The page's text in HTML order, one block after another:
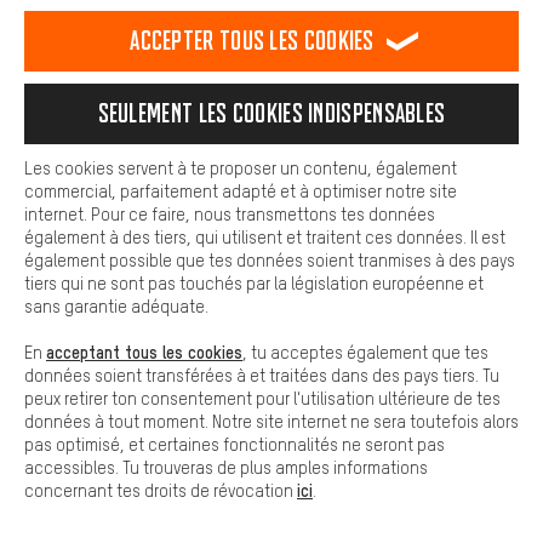
Inscris-toi maintenant
et reçois un bon d'achat de
5€*.
Ne rate aucune de nos
recommandationset
promotions !
Courriel
S’abonner à la newsletter
Nous analysons le succès de notre newsletter dans le but de l'améliorer
Nous pouvons ainsi mettre à ta disposition d'autres contenus et
informations utiles. De plus, tu as la possibilité d'utiliser des
facilement les bons produits. Par exemple, nous proposons une
facilement aux questions.
Cookies de base
Les cookies de base garantissent que tu puisses utiliser les
fonctions de notre site web.
Accepter tous les cookies
Seulement les cookies indispensables
Les cookies servent à te proposer un contenu, également
commercial, parfaitement adapté et à optimiser notre site
internet. Pour ce faire, nous transmettons tes données
également à des tiers, qui utilisent et traitent ces données. Il est
également possible que tes données soient tranmises à des pays
tiers qui ne sont pas touchés par la législation européenne et
sans garantie adéquate.
En acceptant tous les cookies , tu acceptes également que tes
données soient transférées à et traitées dans des pays tiers. Tu
peux retirer ton consentement pour l'utilisation ultérieure de tes
données à tout moment. Notre site internet ne sera toutefois alors
pas optimisé, et certaines fonctionnalités ne seront pas
accessibles. Tu trouveras de plus amples informations
concernant tes droits de révocation ici